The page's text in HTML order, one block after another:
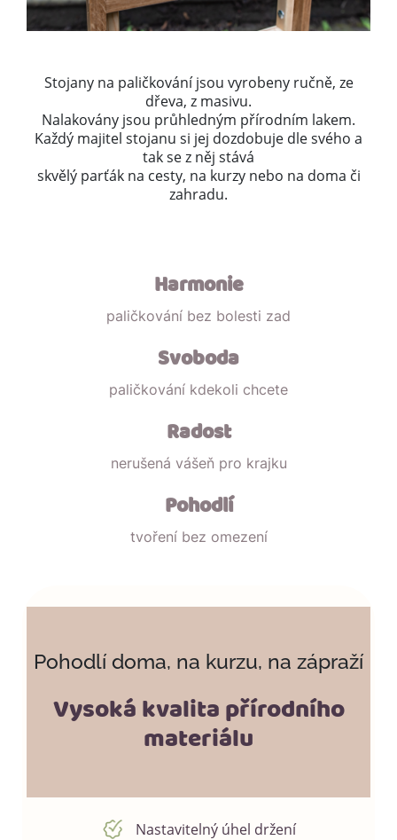
Stojany na paličkování jsou vyrobeny ručně, ze
dřeva, z masivu.
Nalakovány jsou průhledným přírodním lakem.
Každý majitel stojanu si jej dozdobuje dle svého a
tak se z něj stává
skvělý parťák na cesty, na kurzy nebo na doma či
zahradu.
Harmonie
paličkování bez bolesti zad
Svoboda
paličkování kdekoli chcete
Radost
nerušená vášeň pro krajku
Pohodlí
tvoření bez omezení
Pohodlí doma, na kurzu, na zápraží
Vysoká kvalita přírodního
materiálu
Nastavitelný úhel držení